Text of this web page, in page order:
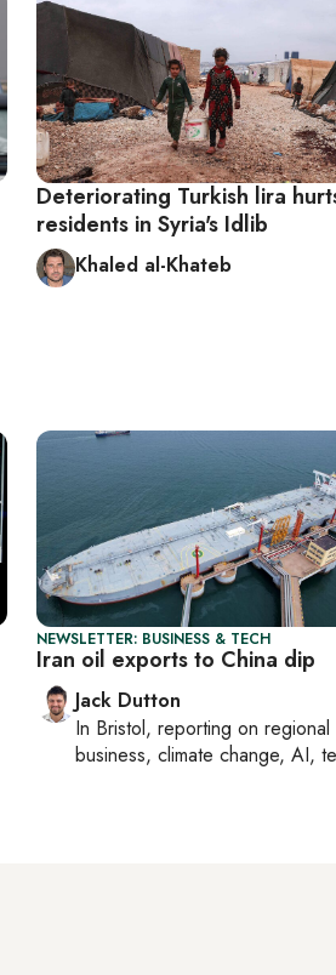
Deteriorating Turkish lira
residents in Syria's Idlib
Khaled al-Khateb
NEWSLETTER: BUSINESS & TECH
Iran oil exports to China dip
Jack Dutton
In Bristol, reporting on regional
business, climate change, AI,